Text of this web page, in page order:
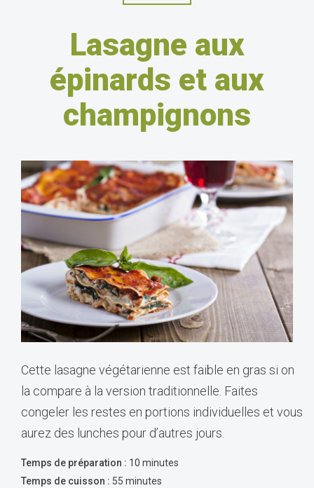
Lasagne aux
épinards et aux
champignons
Cette lasagne végétarienne est faible en gras si on
la compare à la version traditionnelle. Faites
congeler les restes en portions individuelles et vous
aurez des lunches pour d’autres jours.
Temps de préparation : 10 minutes
Temps de cuisson : 55 minutes